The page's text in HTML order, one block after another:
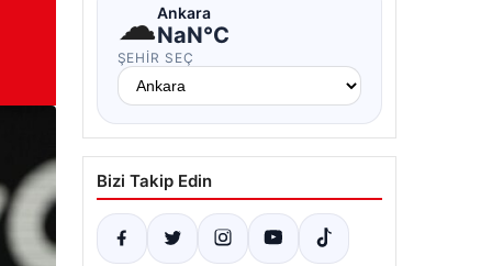
☁Ankara
NaN°C
ŞEHIR SEÇ
Bizi Takip Edin